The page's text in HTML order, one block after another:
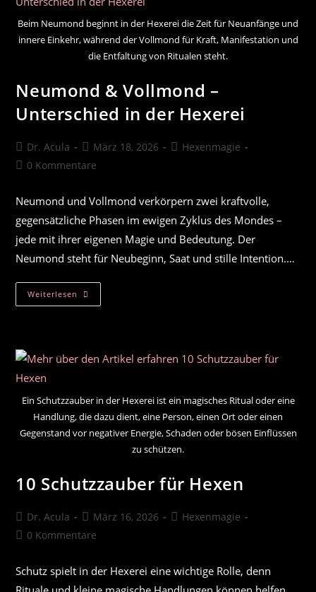
Beim Neumond beginnt in der Hexerei die Zeit für Neuanfänge und
innere Einkehr, während der Vollmond für Kraft, Manifestation und
die Entfaltung von Ritualen steht.
Neumond & Vollmond –
Unterschied in der Hexerei
Beitrags-
Autor:
Dr. Acula
Beitrag
veröffentlicht:
März 18, 2026
Beitrags-
Hexenmagie
Beitrags-
0 Kommentare
Neumond und Vollmond verkörpern zwei kraftvolle,
gegensätzliche Phasen im ewigen Zyklus des Mondes –
jede mit ihrer eigenen Magie und Bedeutung. Der
Neumond steht für Neubeginn, Saat und stille Intention.…
Weiterlesen Neumond
&
Der
Hexerei
Ein Schutzzauber in der Hexerei ist ein magisches Ritual oder eine
Handlung, die dazu dient, eine Person, einen Ort oder einen
Gegenstand vor negativer Energie, Schaden oder bösen Einflüssen
zu schützen.
10 Schutzzauber für Hexen
Beitrags-
Autor:
Dr. Acula
Beitrag
veröffentlicht:
März 16, 2026
Beitrags-
Hexenmagie
Beitrags-
0 Kommentare
Schutz spielt in der Hexerei eine wichtige Rolle, denn